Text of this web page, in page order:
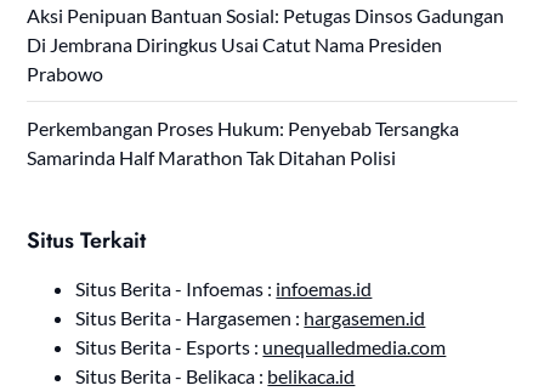
Aksi Penipuan Bantuan Sosial: Petugas Dinsos Gadungan
Di Jembrana Diringkus Usai Catut Nama Presiden
Prabowo
Perkembangan Proses Hukum: Penyebab Tersangka
Samarinda Half Marathon Tak Ditahan Polisi
Situs Terkait
Situs Berita - Infoemas : infoemas.id
Situs Berita - Hargasemen : hargasemen.id
Situs Berita - Esports : unequalledmedia.com
Situs Berita - Belikaca : belikaca.id